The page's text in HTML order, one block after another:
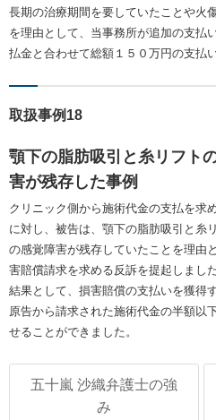
長期の治療期間を要していたことや火
を理由として、当事務所が追加の支払
払金と合わせて総額１５０万円の支払
取扱事例18
顎下の脂肪吸引と糸リフト
害が残存した事例
クリニック側から施術代金の支払を求
に対し、被告は、顎下の脂肪吸引と糸
の感覚障害が残存していたことを理由
害賠償請求を求める反訴を提起しました
結果として、損害賠償の支払いを獲得
原告から請求された施術代金の半額以
せることができました。
五十嵐 沙織弁護士の強
み